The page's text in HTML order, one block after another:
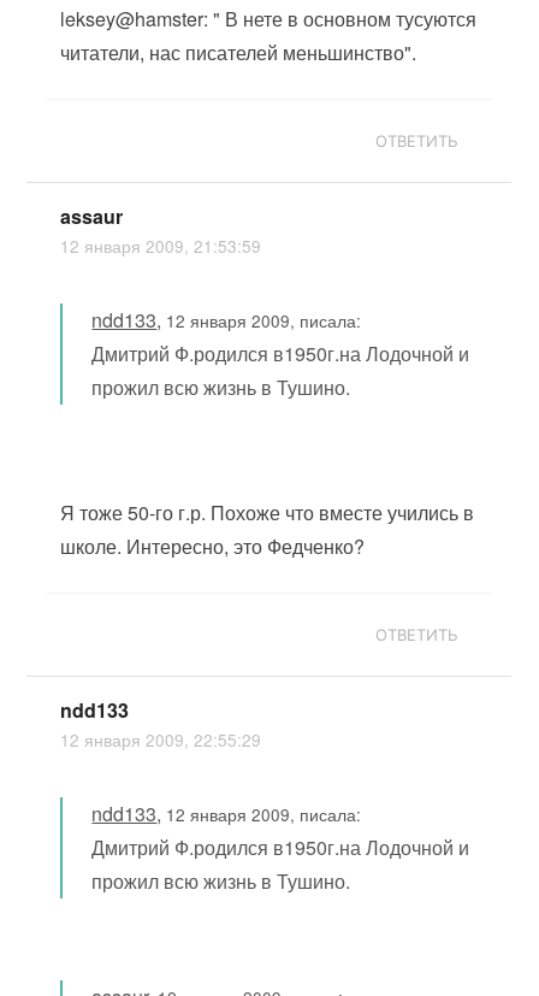
leksey@hamster: " В нете в основном тусуются
читатели, нас писателей меньшинство".
ОТВЕТИТЬ
assaur
12 января 2009, 21:53:59
ndd133, 12 января 2009, писала:
Дмитрий Ф.родился в1950г.на Лодочной и
прожил всю жизнь в Тушино.
Я тоже 50-го г.р. Похоже что вместе учились в
школе. Интересно, это Федченко?
ОТВЕТИТЬ
ndd133
12 января 2009, 22:55:29
ndd133, 12 января 2009, писала:
Дмитрий Ф.родился в1950г.на Лодочной и
прожил всю жизнь в Тушино.